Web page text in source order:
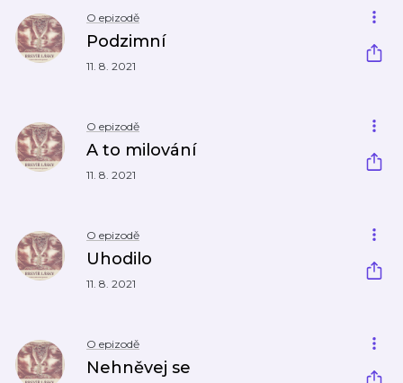
O epizodě
Podzimní
11. 8. 2021
O epizodě
A to milování
11. 8. 2021
O epizodě
Uhodilo
11. 8. 2021
O epizodě
Nehněvej se